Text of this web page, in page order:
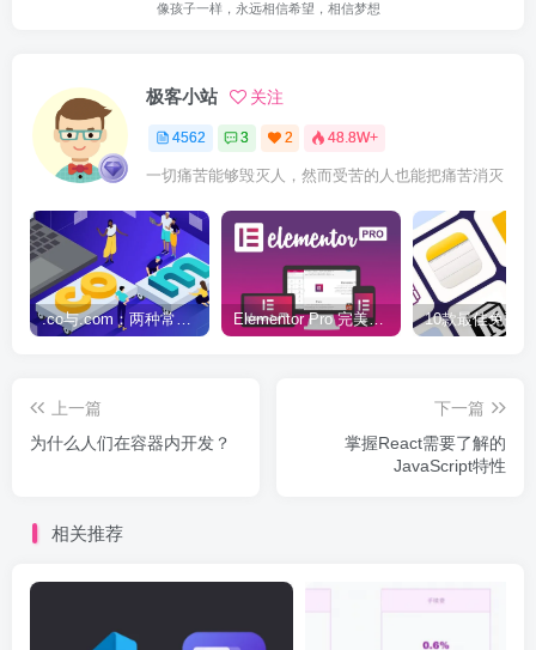
像孩子一样，永远相信希望，相信梦想
极客小站 关注
4562 3 2 48.8W+
一切痛苦能够毁灭人，然而受苦的人也能把痛苦消灭
.co与.com：两种常用域名后缀名完全指南 Elementor Pro 完美汉化中文版（含全套模板）|可视化编辑页面自定义设计WordPress插件
上一篇
为什么人们在容器内开发？
下一篇
掌握React需要了解的
JavaScript特性
相关推荐